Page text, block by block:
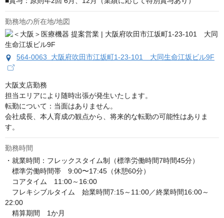
勤務地の所在地/地図
564-0063 大阪府吹田市江坂町1-23-101 大同生命江坂ビル9F
大阪支店勤務
担当エリアにより随時出張が発生いたします。
転勤について：当面はありません。
会社成長、本人育成の観点から、将来的な転勤の可能性はありま
す。
勤務時間
・就業時間：フレックスタイム制（標準労働時間7時間45分）
標準労働時間帯　9:00〜17:45（休憩60分）
コアタイム　11:00～16:00
フレキシブルタイム　始業時間7:15～11:00／終業時間16:00～
22:00
精算期間　1か月